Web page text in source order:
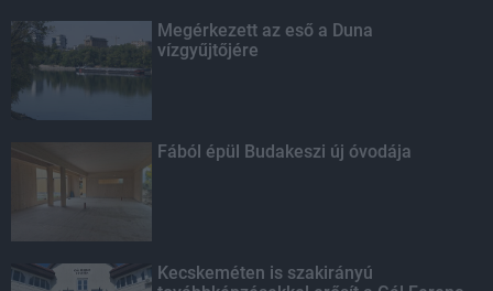
Megérkezett az eső a Duna
vízgyűjtőjére
Fából épül Budakeszi új óvodája
Kecskeméten is szakirányú